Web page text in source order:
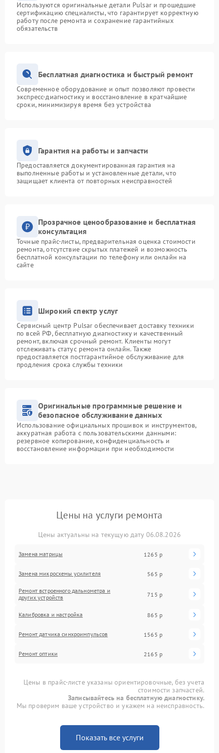
Используются оригинальные детали Pulsar и прошедшие
сертификацию специалисты, что гарантирует корректную
работу после ремонта и сохранение гарантийных
обязательств
Бесплатная диагностика и быстрый ремонт
Современное оборудование и опыт позволяют провести
экспресс-диагностику и восстановление в кратчайшие
сроки, минимизируя время без устройства
Гарантия на работы и запчасти
Предоставляется документированная гарантия на
выполненные работы и установленные детали, что
защищает клиента от повторных неисправностей
Прозрачное ценообразование и бесплатная
консультация
Точные прайс-листы, предварительная оценка стоимости
ремонта, отсутствие скрытых платежей и возможность
бесплатной консультации по телефону или онлайн на
сайте
Широкий спектр услуг
Сервисный центр Pulsar обеспечивает доставку техники
по всей РФ, бесплатную диагностику и качественный
ремонт, включая срочный ремонт. Клиенты могут
отслеживать статус ремонта онлайн. Также
предоставляется постгарантийное обслуживание для
продления срока службы техники
Оригинальные программные решение и
безопасное обслуживание данных
Использование официальных прошивок и инструментов,
аккуратная работа с пользовательскими данными:
резервное копирование, конфиденциальность и
восстановление информации при необходимости
Цены на услуги ремонта
Цены актуальны на текущую дату 06.08.2026
Замена матрицы 1265 р
Замена микросхемы усилителя 565 р
Ремонт встроенного дальнометра и
других устройств
715 р
Калибровка и настройка 865 р
Ремонт датчика синхроимпульсов 1565 р
Ремонт оптики 2165 р
Цены в прайс-листе указаны ориентировочные, без учета
стоимости запчастей.
Записывайтесь на бесплатную диагностику.
Мы проверим ваше устройство и укажем на неисправность.
Показать все услуги